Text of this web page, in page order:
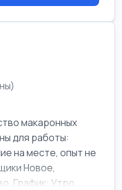
макаронных
для работы:
на месте, опыт не
Новое,
График: Утро